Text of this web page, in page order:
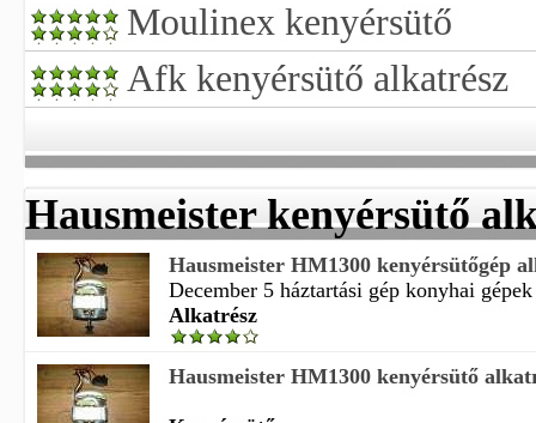
Moulinex kenyérsütő
Afk kenyérsütő alkatrész
Hausmeister kenyérsütő
Hausmeister HM1300 kenyérsütőgép
December 5 háztartási gép konyhai
Alkatrész
Hausmeister HM1300 kenyérsütő